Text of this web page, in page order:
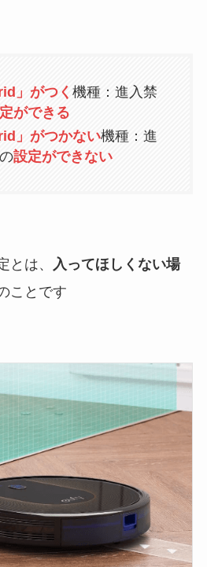
」がつく 機種：進入禁
ができる
」がつかない機種：進
設定ができない
とは、
入ってほしくない場
ことです